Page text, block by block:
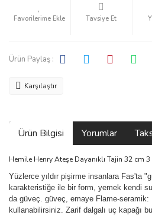
Tavsiye Et
Ürün Paylaş :
Karşılaştır
Ürün Bilgisi Yorumlar
Hemile Henry Ateşe Dayanıklı Tajin 32 cm
Yüzlerce yıldır pişirme insanlara Fas'ta
karakteristiğe ile bir form, yemek kendi
da güveç. güveç, emaye Flame-seramik:
kullanabilirsiniz. Zarif dalgalı uç kapağı